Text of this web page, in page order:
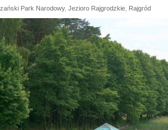
Park Narodowy, Jezioro Rajgrodzkie Rajgród